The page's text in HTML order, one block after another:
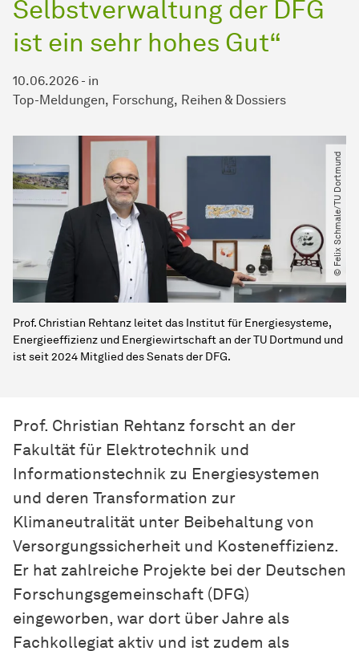
Selbstverwaltung der DFG
ist ein sehr hohes Gut“
10.06.2026 - in
Top-Meldungen Forschung Reihen & Dossiers
© Felix Schmale​/​TU Dortmund
Prof. Christian Rehtanz leitet das Institut für Energiesysteme,
Energieeffizienz und Energiewirtschaft an der TU Dortmund und
ist seit 2024 Mitglied des Senats der DFG.
Prof. Christian Rehtanz forscht an der
Fakultät für Elektrotechnik und
Informationstechnik zu Energiesystemen
und deren Transformation zur
Klimaneutralität unter Beibehaltung von
Versorgungssicherheit und Kosteneffizienz.
Er hat zahlreiche Projekte bei der Deutschen
Forschungsgemeinschaft (DFG)
eingeworben, war dort über Jahre als
Fachkollegiat aktiv und ist zudem als